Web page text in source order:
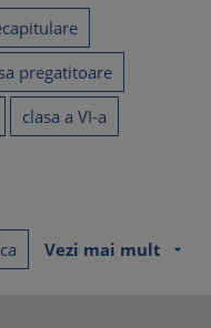
pregatitoare
clasa a VI-a
Vezi mai mult arrow_drop_down